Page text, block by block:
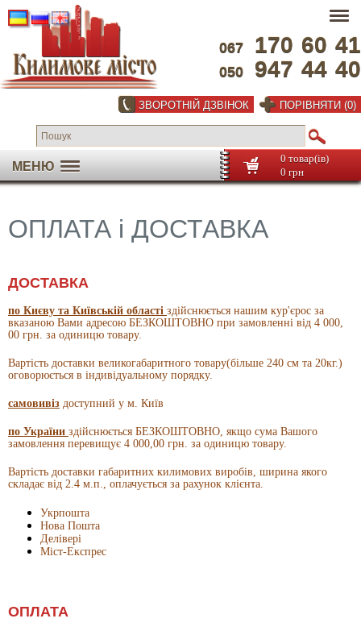
067 170 60 41
050 947 44 40
ЗВОРОТНІЙ ДЗВІНОК ПОРІВНЯТИ (0)
МЕНЮ
0 товар(ів)
0 грн
ОПЛАТА і ДОСТАВКА
ДОСТАВКА
по Києву та Київській області здійснюється нашим кур'єрос за
вказаною Вами адресою БЕЗКОШТОВНО при замовленні від 4 000,
00 грн. за одиницю товару.
Вартість доставки великогабаритного товару(більше 240 см та 20кг.)
оговорюється в індивідуальному порядку.
самовивіз доступний у м. Київ
по України здійснюється БЕЗКОШТОВНО, якщо сума Вашого
замовлення перевищує 4 000,00 грн. за одиницю товару.
Вартість доставки габаритних килимових виробів, ширина якого
складає від 2.4 м.п., оплачується за рахунок клієнта.
Укрпошта
Нова Пошта
Делівері
Міст-Експрес
ОПЛАТА